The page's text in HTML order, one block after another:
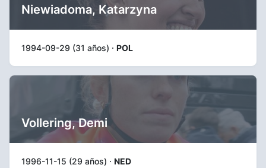
Niewiadoma, Katarzyna
1994-09-29 (31 años) · POL
Vollering, Demi
1996-11-15 (29 años) · NED